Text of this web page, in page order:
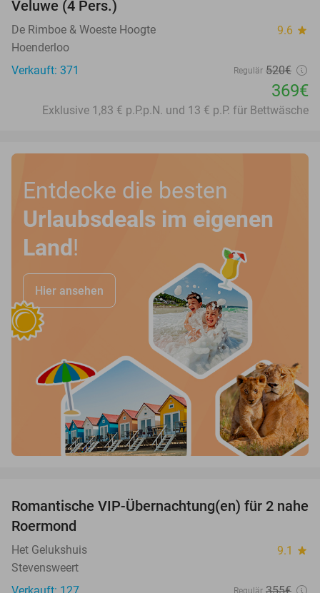
Veluwe (4 Pers.)
De Rimboe & Woeste Hoogte 9.6 star
Hoenderloo
Verkauft: 371
Regulär 520€
369€
Exklusive 1,83 € p.P.p.N. und 13 € p.P. für Bettwäsche
Entdecke die besten
Urlaubsdeals im eigenen
Land!
Hier ansehen
35%
Romantische VIP-Übernachtung(en) für 2 nahe
Roermond
Het Gelukshuis 9.1 star
Stevensweert
Regulär